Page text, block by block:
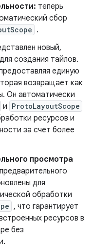
теперь
сбор
.
новый,
создания тайлов.
единую
возвращает как
Он автоматически
и ProtoLayoutScope
ресурсов и
за счет более
просмотра
для
обработки
, что гарантирует
ресурсов в
без